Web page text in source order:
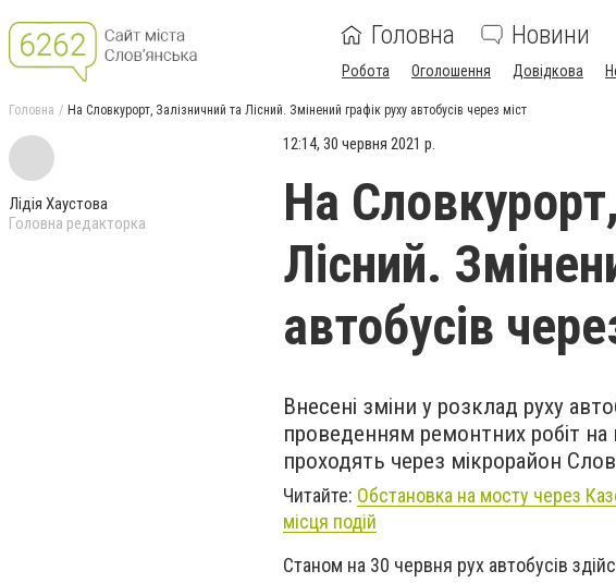
Головна Новини
Робота Оголошення Довідкова
Головна На Словкурорт, Залізничний та Лісний. Змінений графік руху автобусів через міст
Лідія Хаустова
Головна редакторка
12:14, 30 червня 2021 р.
На
Лісний.
автобусів
Внесені зміни у розклад руху
проведенням ремонтних робіт
проходять через мікрорайон
Читайте: Обстановка на мосту через
місця подій
Станом на 30 червня рух автобусів